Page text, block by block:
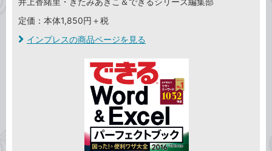
定価：本体1,850円＋税
インプレスの商品ページを見る